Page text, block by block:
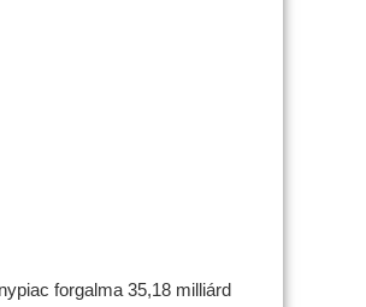
forgalma 35,18 milliárd